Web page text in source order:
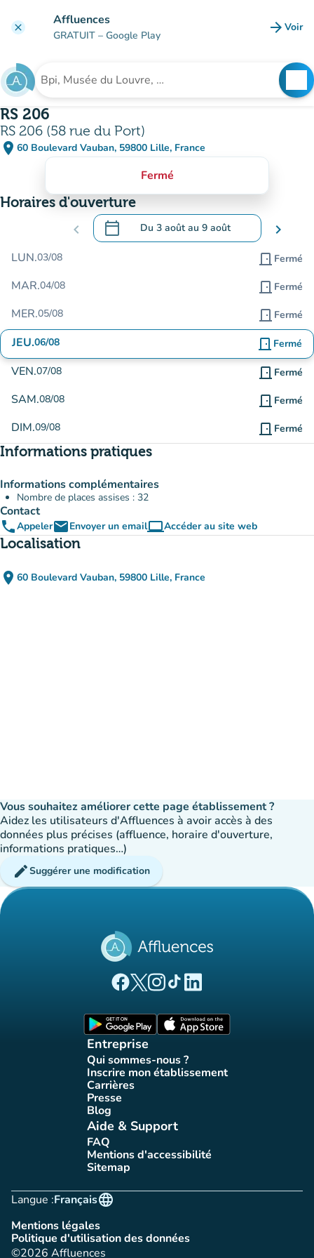
clear Affluences
GRATUIT – Google Play arrow_forward Voir
Rechercher un établissement
RS 206
RS 206 (58 rue du Port)
place 60 Boulevard Vauban, 59800 Lille, France
(ouvrir dans Google Maps)
(nouvel onglet)
Fermé
Horaires d'ouverture
chevron_left calendar_today Du 3 aoûtau 9 août
.Ouvrir le calendrier pour changer de
chevron_right
LUN.03/08 door_front Fermé
MAR.04/08 door_front Fermé
MER.05/08 door_front Fermé
JEU.06/08 door_front Fermé
VEN.07/08 door_front Fermé
SAM.08/08 door_front Fermé
DIM.09/08 door_front Fermé
Informations pratiques
Informations complémentaires
Nombre de places assises : 32
Contact
phoneAppeleremailEnvoyer un emailcomputerAccéder au site web
(nouvel onglet)
Localisation
place 60 Boulevard Vauban, 59800 Lille, France
(ouvrir dans Google Maps)
(nouvel onglet)
Vous souhaitez améliorer cette page établissement ?
Aidez les utilisateurs d'Affluences à avoir accès à des
données plus précises (affluence, horaire d'ouverture,
informations pratiques…)
editSuggérer une modification
(nouvel onglet)
(nouvel onglet)
(nouvel onglet)
(nouvel onglet)
(nouvel onglet)
Entreprise
Qui sommes-nous ?
(nouvel onglet)
Inscrire mon établissement
(nouvel onglet)
Carrières(nouvel onglet)
Presse(nouvel onglet)
Blog(nouvel onglet)
Aide & Support
FAQ(nouvel onglet)
Mentions d'accessibilité
(nouvel onglet)
Sitemap(nouvel onglet)
Langue :
language
Français
Mentions légales
(nouvel onglet)
Politique d'utilisation des données
(nouvel onglet)
©2026 Affluences